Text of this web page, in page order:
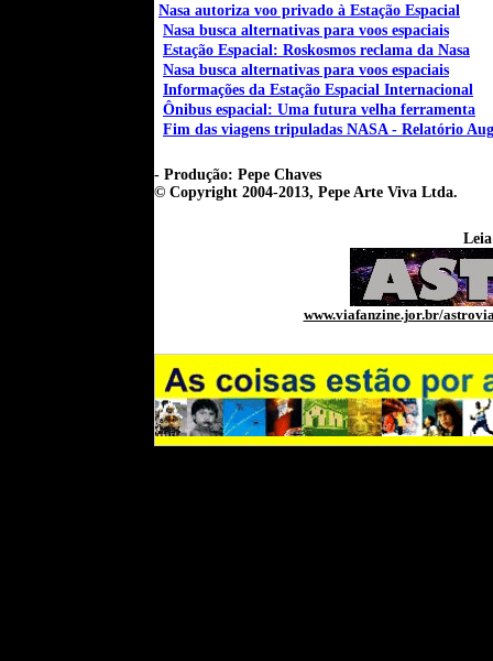
Nasa autoriza voo privado à Estação Espacial
Nasa busca alternativas para voos espaciais
Estação Espacial: Roskosmos reclama da Nasa
Nasa busca alternativas para voos espaciais
Informações da Estação Espacial Internacional
Ônibus espacial: Uma futura velha ferramenta
Fim das viagens tripuladas NASA - Relatório
- Produção: Pepe Chaves
© Copyright 2004-2013, Pepe Arte Viva Ltda.
www.viafanzine.jor.br/